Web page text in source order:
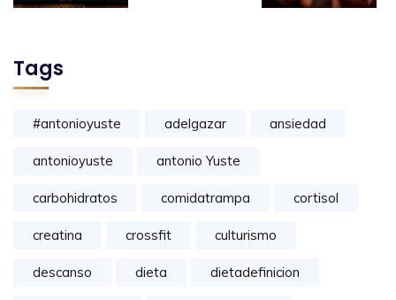
Tags
#antonioyuste adelgazar ansiedad
antonioyuste antonio Yuste
carbohidratos comidatrampa cortisol
creatina crossfit culturismo
descanso dieta dietadefinicion